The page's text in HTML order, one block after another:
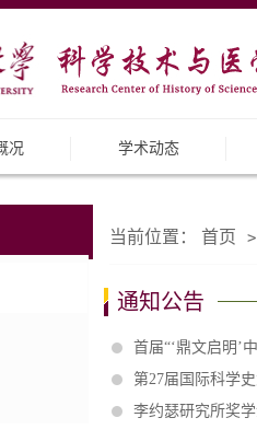
况 学术动态
当前位置： 首页 >
通知公告
首届“‘鼎文启明’
第27届国际科学
李约瑟研究所奖